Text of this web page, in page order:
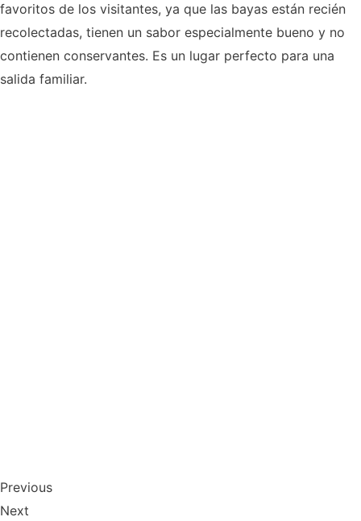
favoritos de los visitantes, ya que las bayas están recién
recolectadas, tienen un sabor especialmente bueno y no
contienen conservantes. Es un lugar perfecto para una
salida familiar.
Previous
Next